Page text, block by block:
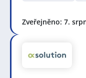
Zveřejněno: 7.